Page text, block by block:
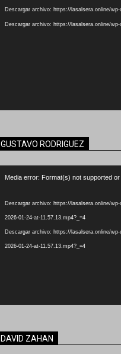
vídeoDescargar archivo: https://lasalsera.online/
Descargar archivo: https://lasalsera.online/
GUSTAVO RODRIGUEZ
vídeo
Media error: Format(s) not supported
Descargar archivo: https://lasalsera.online/
2026-01-24-at-11.57.13.mp4?_=4
Descargar archivo: https://lasalsera.online/
2026-01-24-at-11.57.13.mp4?_=4
DAVID ZAHAN